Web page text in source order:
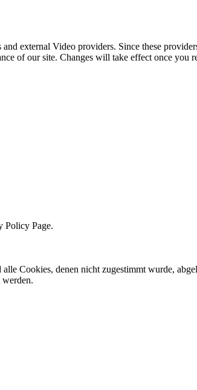
external Video providers. Since these
of our site. Changes will take effect once you
Policy Page.
Cookies, denen nicht zugestimmt wurde,